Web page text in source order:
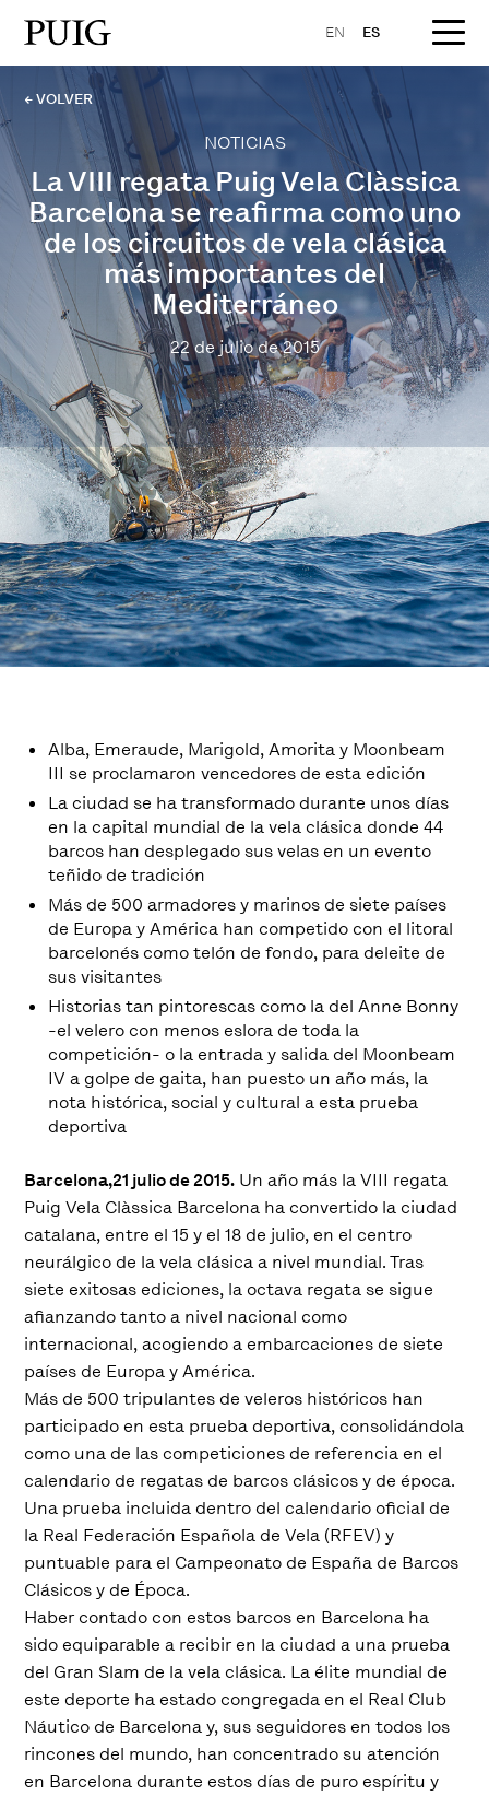
EN ES
← VOLVER
NOTICIAS
La VIII regata Puig Vela Clàssica
Barcelona se reafirma como uno
de los circuitos de vela clásica
más importantes del
Mediterráneo
22 de julio de 2015
Alba, Emeraude, Marigold, Amorita y Moonbeam
III se proclamaron vencedores de esta edición
La ciudad se ha transformado durante unos días
en la capital mundial de la vela clásica donde 44
barcos han desplegado sus velas en un evento
teñido de tradición
Más de 500 armadores y marinos de siete países
de Europa y América han competido con el litoral
barcelonés como telón de fondo, para deleite de
sus visitantes
Historias tan pintorescas como la del Anne Bonny
-el velero con menos eslora de toda la
competición- o la entrada y salida del Moonbeam
IV a golpe de gaita, han puesto un año más, la
nota histórica, social y cultural a esta prueba
deportiva
Barcelona,21 julio de 2015. Un año más la VIII regata
Puig Vela Clàssica Barcelona ha convertido la ciudad
catalana, entre el 15 y el 18 de julio, en el centro
neurálgico de la vela clásica a nivel mundial. Tras
siete exitosas ediciones, la octava regata se sigue
afianzando tanto a nivel nacional como
internacional, acogiendo a embarcaciones de siete
países de Europa y América.
Más de 500 tripulantes de veleros históricos han
participado en esta prueba deportiva, consolidándola
como una de las competiciones de referencia en el
calendario de regatas de barcos clásicos y de época.
Una prueba incluida dentro del calendario oficial de
la Real Federación Española de Vela (RFEV) y
puntuable para el Campeonato de España de Barcos
Clásicos y de Época.
Haber contado con estos barcos en Barcelona ha
sido equiparable a recibir en la ciudad a una prueba
del Gran Slam de la vela clásica. La élite mundial de
este deporte ha estado congregada en el Real Club
Náutico de Barcelona y, sus seguidores en todos los
rincones del mundo, han concentrado su atención
en Barcelona durante estos días de puro espíritu y